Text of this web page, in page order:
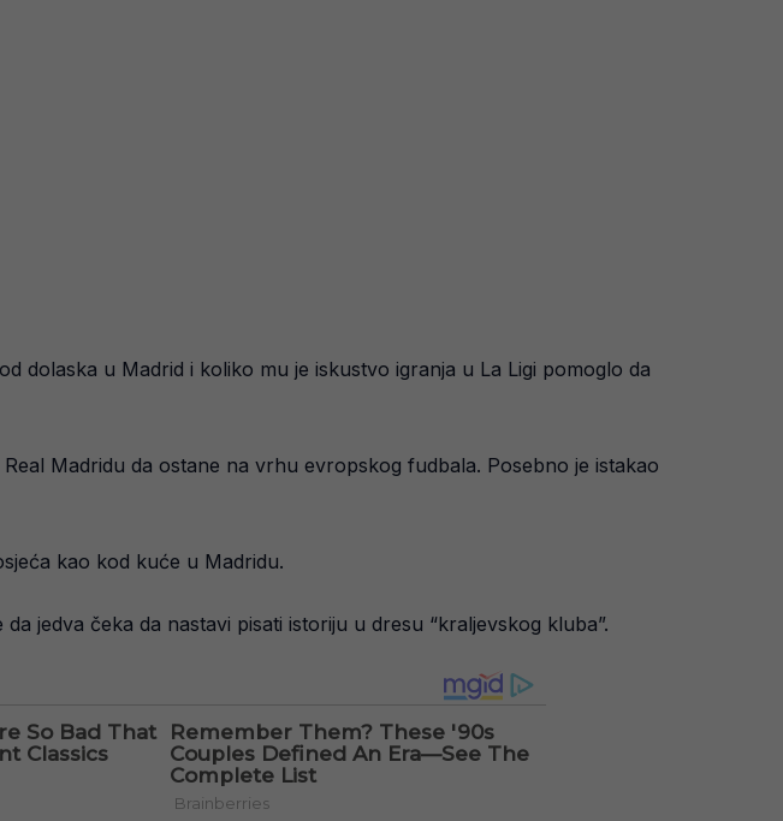
dolaska u Madrid i koliko mu je iskustvo igranja u La Ligi pomoglo da
Madridu da ostane na vrhu evropskog fudbala. Posebno je istakao
kao kod kuće u Madridu.
jedva čeka da nastavi pisati istoriju u dresu “kraljevskog kluba”.